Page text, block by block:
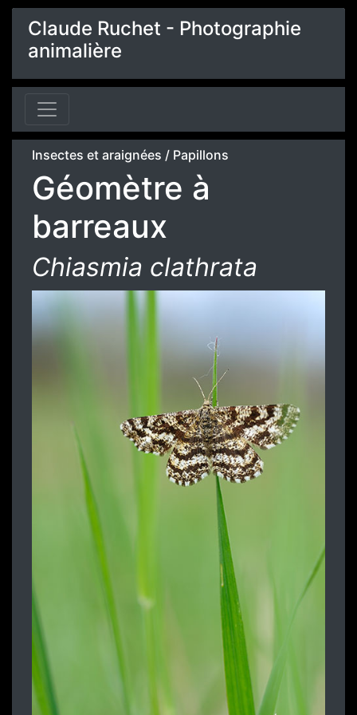
Claude Ruchet - Photographie
animalière
Insectes et araignées / Papillons
Géomètre à
barreaux
Chiasmia clathrata